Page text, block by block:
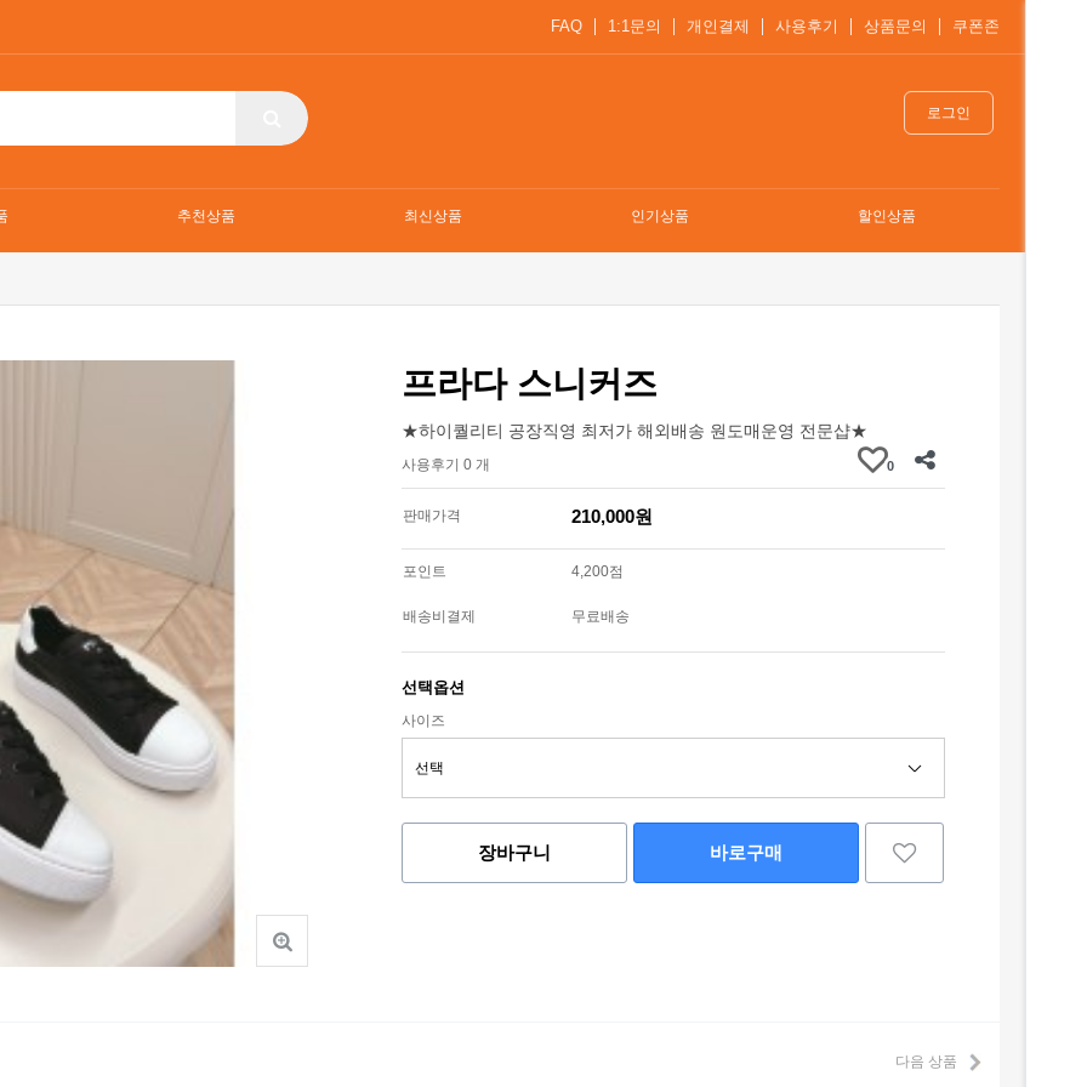
FAQ 1:1문의 개인결제 사용후기 상품문의 쿠폰존
로그인
추천상품 최신상품 인기상품 할인상품
프라다 스니커즈
★하이퀄리티 공장직영 최저가 해외배송 원도매운영 전문샵★
사용후기 0 개 0
판매가격 210,000원
포인트 4,200점
배송비결제 무료배송
선택옵션
사이즈
장바구니 바로구매
다음 상품